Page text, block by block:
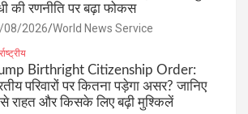
की रणनीति पर बढ़ा फोकस
08/2026 World News Service
Birthright Citizenship Order:
परिवारों पर कितना पड़ेगा असर? जानिए
राहत और किसके लिए बढ़ी मुश्किलें